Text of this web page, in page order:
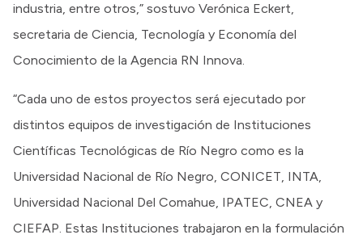
industria, entre otros,” sostuvo Verónica Eckert,
secretaria de Ciencia, Tecnología y Economía del
Conocimiento de la Agencia RN Innova.
“Cada uno de estos proyectos será ejecutado por
distintos equipos de investigación de Instituciones
Científicas Tecnológicas de Río Negro como es la
Universidad Nacional de Río Negro, CONICET, INTA,
Universidad Nacional Del Comahue, IPATEC, CNEA y
CIEFAP. Estas Instituciones trabajaron en la formulación